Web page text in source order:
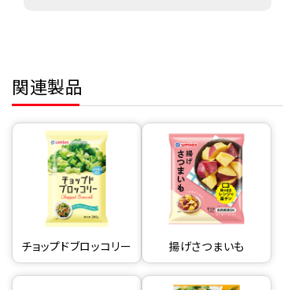
関連製品
チョップドブロッコリー 揚げさつまいも